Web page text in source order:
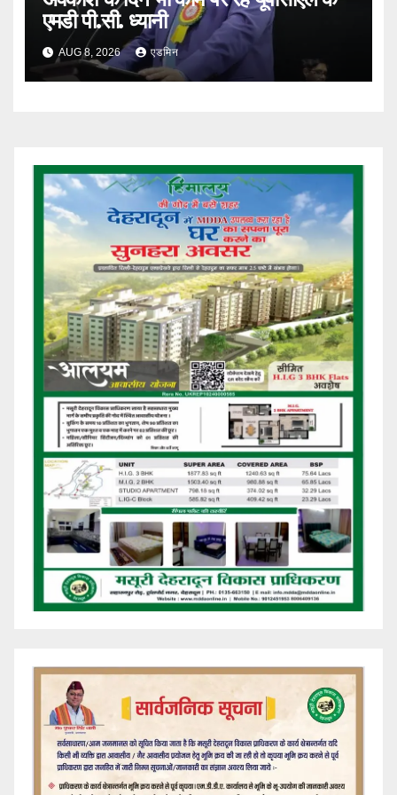
एमडी पी.सी. ध्यानी
AUG 8, 2026 एडमिन